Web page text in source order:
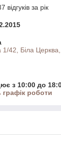
за рік
42, Біла Церква,
з 10:00 до
графік роботи